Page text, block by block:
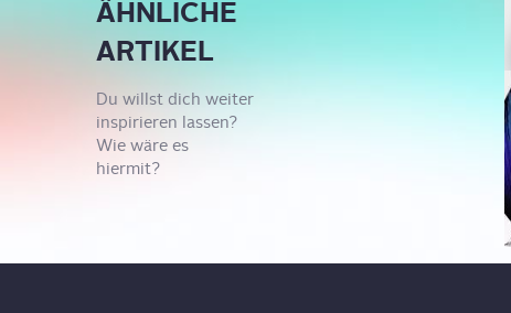
ÄHNLICHE
ARTIKEL
Du willst dich weiter
inspirieren lassen?
Wie wäre es
hiermit?